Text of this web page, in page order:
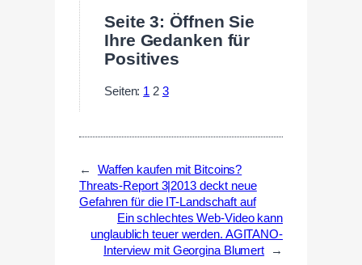
Seite 3: Öffnen Sie
Ihre Gedanken für
Positives
Seiten: 1 2 3
←
Waffen kaufen mit Bitcoins?
Threats-Report 3|2013 deckt neue
Gefahren für die IT-Landschaft auf
Ein schlechtes Web-Video kann
unglaublich teuer werden. AGITANO-
Interview mit Georgina Blumert
→